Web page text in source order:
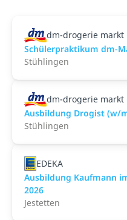
dm-drogerie markt
Schülerpraktikum dm-
Stühlingen
dm-drogerie markt
Ausbildung Drogist (w/
Stühlingen
EDEKA
Ausbildung Kaufmann
2026
Jestetten